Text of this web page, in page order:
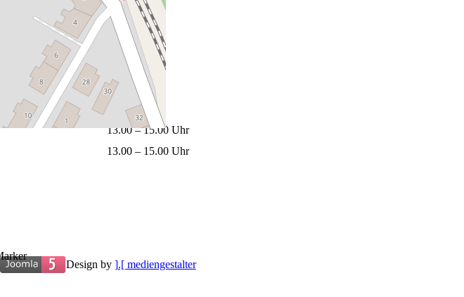
13.00 – 15.00 Uhr
13.00 – 15.00 Uhr
Design by ].[ mediengestalter